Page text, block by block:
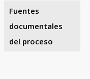
Fuentes
documentales
del proceso